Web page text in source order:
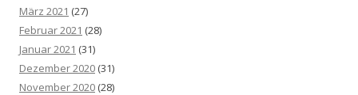
März 2021 (27)
Februar 2021 (28)
Januar 2021 (31)
Dezember 2020 (31)
November 2020 (28)